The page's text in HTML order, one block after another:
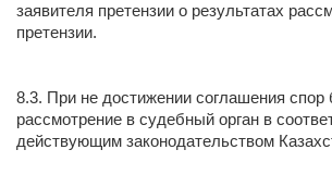
заявителя претензии о результатах
претензии.
8.3. При не достижении соглашения спор
рассмотрение в судебный орган в
действующим законодательством